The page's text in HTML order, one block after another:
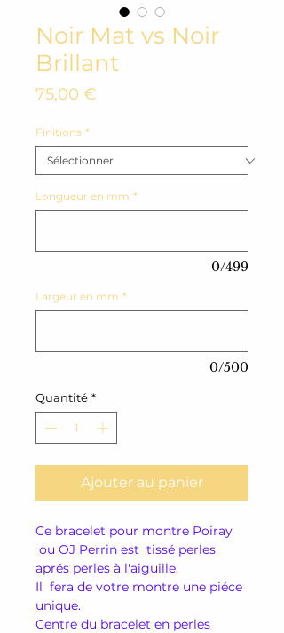
Noir Mat vs Noir
Brillant
75,00 €Prix
Finitions *
Longueur en mm *
0/499
Largeur en mm *
0/500
Quantité *
Ajouter au panier
Ce bracelet pour montre Poiray
ou OJ Perrin est tissé perles
aprés perles à l'aiguille.
Il fera de votre montre une piéce
unique.
Centre du bracelet en perles